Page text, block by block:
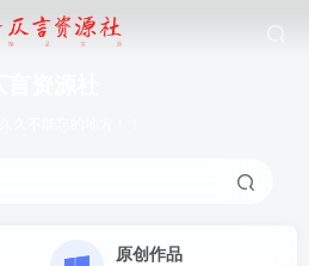
原创作品